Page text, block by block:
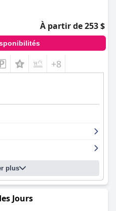
À partir de 253 $
+8
plus
Jours